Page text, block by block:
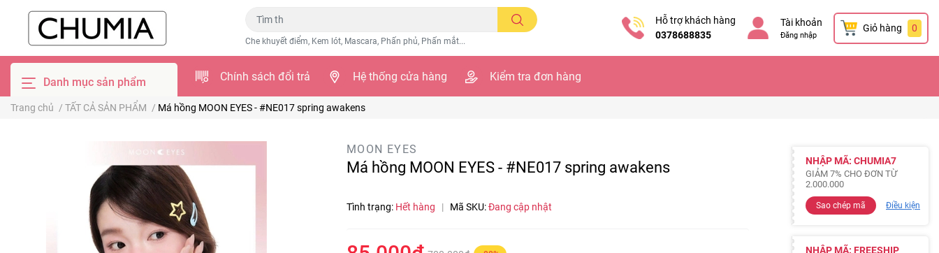
Che khuyết điểm, Kem lót, Mascara, Phấn phủ, Phấn mắt...
Hỗ trợ khách hàng
0378688835
Tài khoản
Đăng nhập
Giỏ hàng 0
Danh mục sản phẩm Chính sách đổi trả Hệ thống cửa hàng Kiểm tra đơn hàng
Trang chủ / TẤT CẢ SẢN PHẨM / Má hồng MOON EYES - #NE017 spring awakens
MOON EYES
Má hồng MOON EYES - #NE017 spring awakens
Tình trạng: Hết hàng | Mã SKU:Đang cập nhật
NHẬP MÃ: CHUMIA7
GIẢM 7% CHO ĐƠN TỪ
2.000.000
Sao chép mã Điều kiện
NHẬP MÃ: FREESHIP